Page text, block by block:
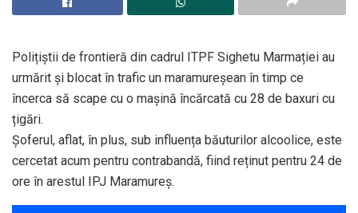
Polițiștii de frontieră din cadrul ITPF Sighetu Marmației au
urmărit și blocat în trafic un maramureșean în timp ce
încerca să scape cu o mașină încărcată cu 28 de baxuri cu
țigări.
Șoferul, aflat, în plus, sub influența băuturilor alcoolice, este
cercetat acum pentru contrabandă, fiind reținut pentru 24 de
ore în arestul IPJ Maramureș.